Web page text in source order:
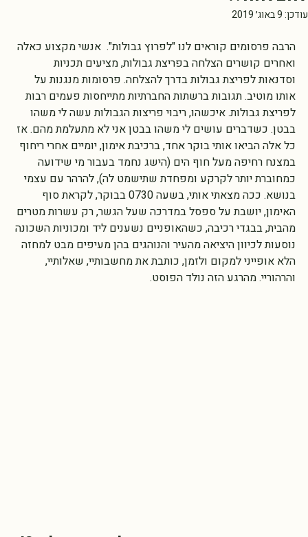
להצלחה?!
הרבה פרסומים קוראים לנו "לפרוץ גבולות".  אנשי מקצוע כאלה
ואחרים קושרים הצלחה בפריצת גבולות, מציעים תכניות
וסדנאות לפריצת גבולות בדרך להצלחה. פרסומות מנגנות על
אותו מוטיב. תגובות ברשתות החברתיות מתייחסות פעמים רבות
לפריצת גבולות. איכשהו, ריבוי פריצות הגבולות עשה לי משהו
בבטן. כשדברים עושים לי משהו בבטן אני לא מתעלמת מהם. אז
כל אלה הביאו אותי בוקר אחד, ברכיבת אימון, יומיים אחרי ריחוף
במצנח רחיפה מעל חוף הים (הישג נחמד בעבור מי שידועה
כמחוברת יותר לקרקע ומפחדת שתישמט לה), להרהר עם עצמי
בנושא. ככה מצאתי אותי, בשעה 0730 בבוקר, לקראת סוף
האימון, יושבת על ספסל במדרכה שעל הגשר, רק עשרות מטרים
מהבית, בבגדי רכיבה, כשהאופניים נשענים ליד ומכוניות השכונה
נוסעות לכיוון היציאה מהעיר והנוהגים בהן מעיפים מבט למחזה
הלא אופייני למקום ולזמן, כותבת את מחשבותיי, שאלותיי,